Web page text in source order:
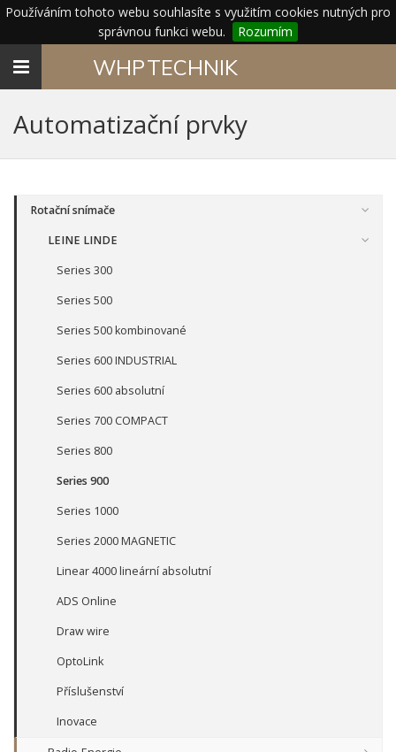
Používáním tohoto webu souhlasíte s využitím cookies nutných pro
správnou funkci webu.
Rozumím
Toggle
WHPTECHNIK
Automatizační prvky
Rotační snímače
LEINE LINDE
Series 300
Series 500
Series 500 kombinované
Series 600 INDUSTRIAL
Series 600 absolutní
Series 700 COMPACT
Series 800
Series 900
Series 1000
Series 2000 MAGNETIC
Linear 4000 lineární absolutní
ADS Online
Draw wire
OptoLink
Příslušenství
Inovace